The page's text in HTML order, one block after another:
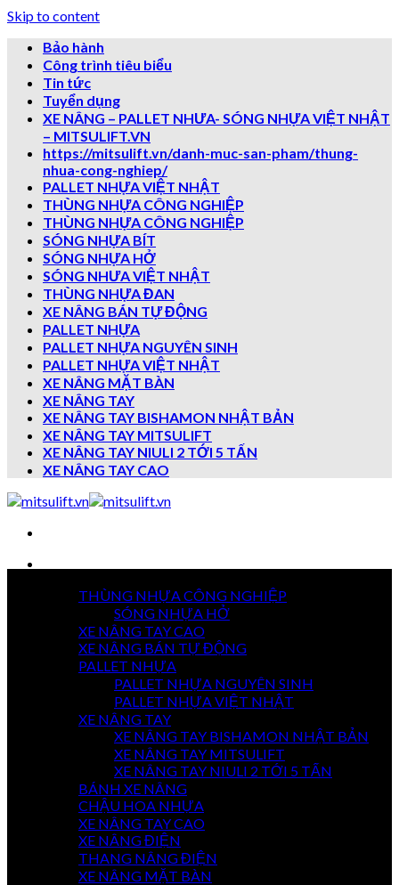
Skip to content
Bảo hành
Công trình tiêu biểu
Tin tức
Tuyển dụng
XE NÂNG – PALLET NHƯA- SÓNG NHỰA VIỆT NHẬT
– MITSULIFT.VN
https://mitsulift.vn/danh-muc-san-pham/thung-
nhua-cong-nghiep/
PALLET NHỰA VIỆT NHẬT
THÙNG NHỰA CÔNG NGHIỆP
THÙNG NHỰA CÔNG NGHIỆP
SÓNG NHỰA BÍT
SÓNG NHỰA HỞ
SÓNG NHƯA VIỆT NHẬT
THÙNG NHỰA ĐAN
XE NÂNG BÁN TỰ ĐỘNG
PALLET NHỰA
PALLET NHỰA NGUYÊN SINH
PALLET NHỰA VIỆT NHẬT
XE NÂNG MẶT BÀN
XE NÂNG TAY
XE NÂNG TAY BISHAMON NHẬT BẢN
XE NÂNG TAY MITSULIFT
XE NÂNG TAY NIULI 2 TỚI 5 TẤN
XE NÂNG TAY CAO
7 NGÀY
TOÀN QUỐC
THANH TOÁN
KHI NHẬN HÀNG
TỐT NHẤT
THÙNG NHỰA CÔNG NGHIỆP
SÓNG NHỰA HỞ
XE NÂNG TAY CAO
XE NÂNG BÁN TỰ ĐỘNG
PALLET NHỰA
PALLET NHỰA NGUYÊN SINH
PALLET NHỰA VIỆT NHẬT
XE NÂNG TAY
XE NÂNG TAY BISHAMON NHẬT BẢN
XE NÂNG TAY MITSULIFT
XE NÂNG TAY NIULI 2 TỚI 5 TẤN
BÁNH XE NÂNG
CHẬU HOA NHỰA
XE NÂNG TAY CAO
XE NÂNG ĐIỆN
THANG NÂNG ĐIỆN
XE NÂNG MẶT BÀN